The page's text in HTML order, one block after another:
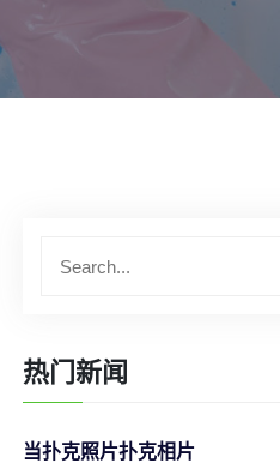
热门新闻
当扑克照片扑克相片